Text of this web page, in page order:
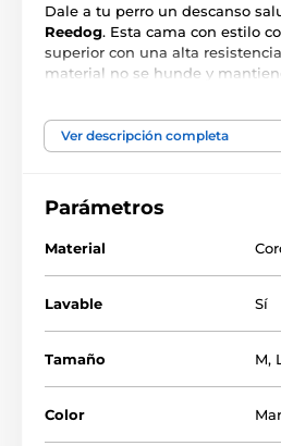
Dale a tu perro un descanso
Reedog. Esta cama con estilo
superior con una alta
material no se hunde y
viajar en coche.
Ver descripción completa
Parámetros
Material
Lavable Sí
Tamaño M,
Color